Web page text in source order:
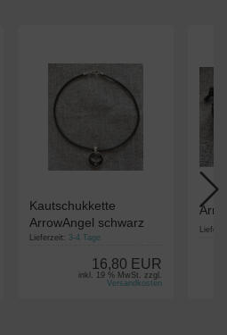
Kautschukkette
ArrowAngel schwarz
Lieferzeit: 3-4 Tage
16,80 EUR
inkl. 19 % MwSt. zzgl.
Versandkosten